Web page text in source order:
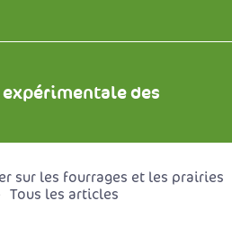
des
sur les fourrages et les prairies
Tous les articles